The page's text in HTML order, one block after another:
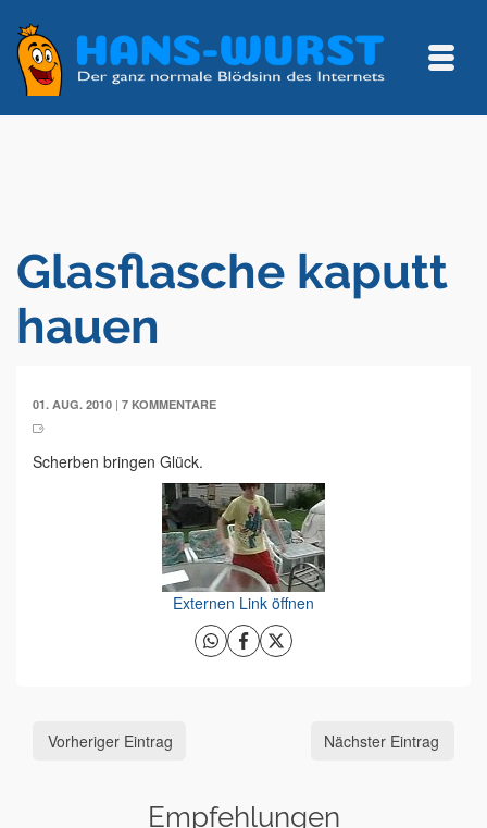
Glasflasche kaputt
hauen
01. AUG. 2010 | 7 KOMMENTARE
Scherben bringen Glück.
Externen Link öffnen
Vorheriger Eintrag Nächster Eintrag
Empfehlungen